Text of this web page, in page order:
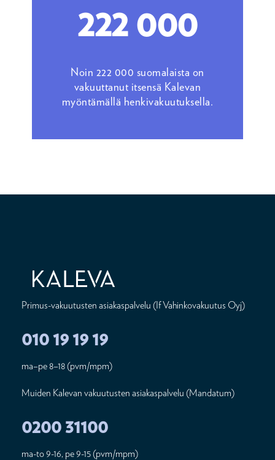
222 000
Noin 222 000 suomalaista on
vakuuttanut itsensä Kalevan
myöntämällä henkivakuutuksella.
Primus-vakuutusten asiakaspalvelu (If Vahinkovakuutus Oyj)
010 19 19 19
ma–pe 8–18 (pvm/mpm)
Muiden Kalevan vakuutusten asiakaspalvelu (Mandatum)
0200 31100
ma-to 9-16, pe 9-15 (pvm/mpm)